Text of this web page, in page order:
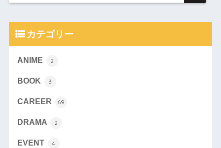
カテゴリー
ANIME 2
BOOK 3
CAREER 69
DRAMA 2
EVENT 4